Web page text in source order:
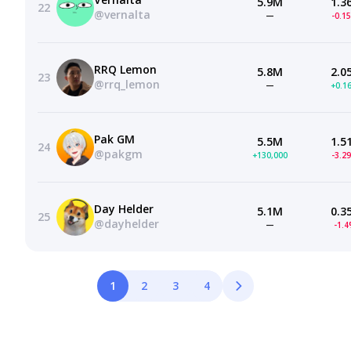
22
@vernalta
— -
23
RRQ Lemon
@rrq_lemon
5.8M
—
24
Pak GM
@pakgm
5.5M
+130,000 -
25
Day Helder
@dayhelder
5.1M
— -
1 2 3 4